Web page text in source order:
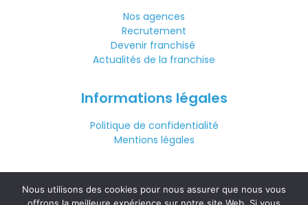
Nos agences
Recrutement
Devenir franchisé
Actualités de la franchise
Informations légales
Politique de confidentialité
Mentions légales
Nous contacter
Nous utilisons des cookies pour nous assurer que nous vous